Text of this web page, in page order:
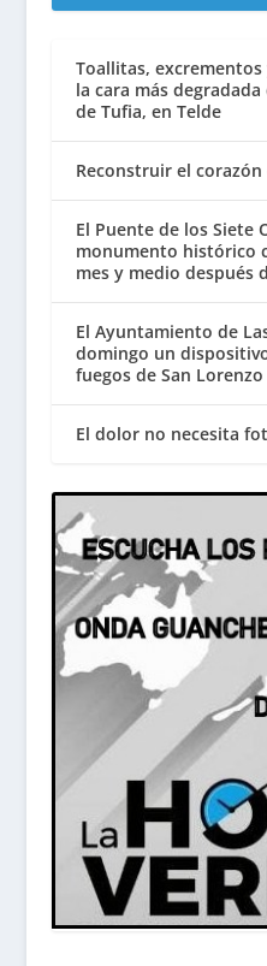
Toallitas,
la cara más
de Tufia, en Telde
Reconstruir el
El Puente de los Siete
monumento histórico
mes y medio después
El Ayuntamiento de
domingo un
fuegos de San Lorenzo
El dolor no necesita